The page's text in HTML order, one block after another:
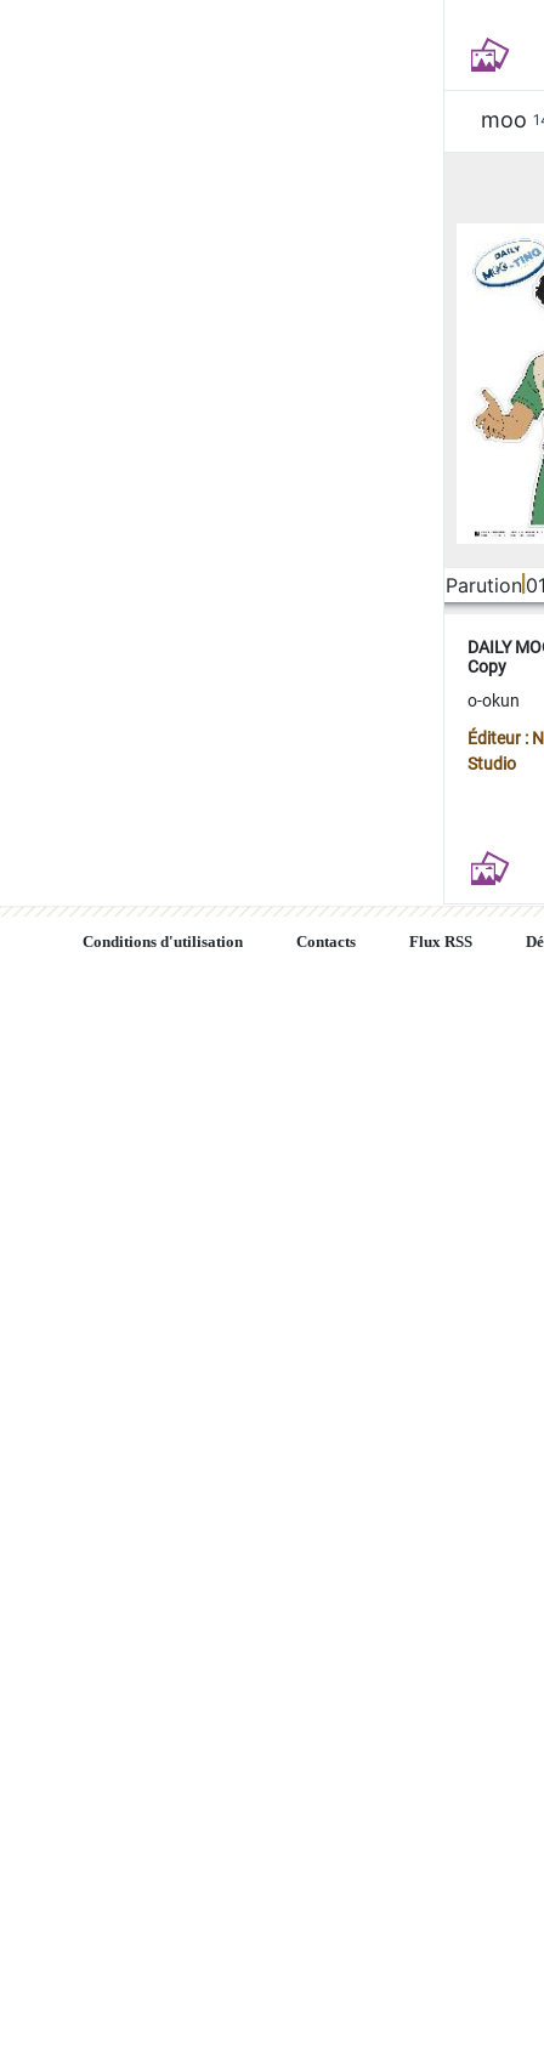
moo
Parution
DAILY
Copy
o-okun
Éditeur :
Studio
Conditions d'utilisation Contacts Flux RSS